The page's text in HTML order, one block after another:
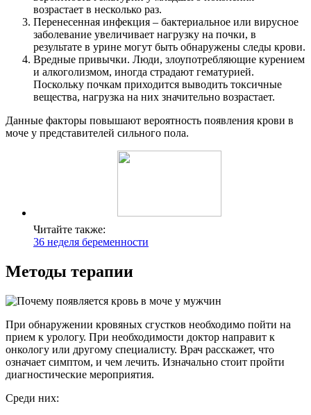
возрастает в несколько раз.
Перенесенная инфекция – бактериальное или вирусное
заболевание увеличивает нагрузку на почки, в
результате в урине могут быть обнаружены следы крови.
Вредные привычки. Люди, злоупотребляющие курением
и алкоголизмом, иногда страдают гематурией.
Поскольку почкам приходится выводить токсичные
вещества, нагрузка на них значительно возрастает.
Данные факторы повышают вероятность появления крови в
моче у представителей сильного пола.
Читайте также:
36 неделя беременности
Методы терапии
При обнаружении кровяных сгустков необходимо пойти на
прием к урологу. При необходимости доктор направит к
онкологу или другому специалисту. Врач расскажет, что
означает симптом, и чем лечить. Изначально стоит пройти
диагностические мероприятия.
Среди них: